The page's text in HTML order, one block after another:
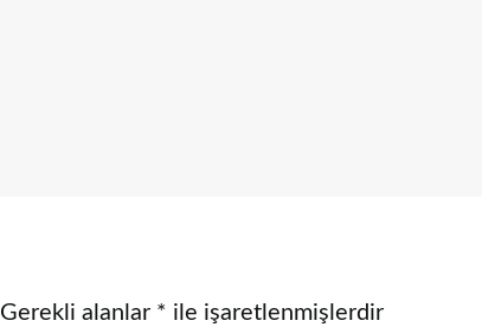
Gerekli alanlar * ile işaretlenmişlerdir